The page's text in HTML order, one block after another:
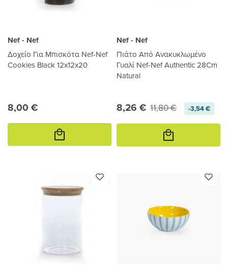
Nef - Nef
Δοχείο Για Μπισκότα Nef-Nef
Cookies Black 12x12x20
8,00 €
Προσθήκη
καλάθι
Nef - Nef
Πιάτο Από Ανακυκλωμένο
Γυαλί Nef-Nef Authentic 28Cm
Natural
8,26 € 11,80 € -3,54 €
Προσθήκη
καλάθι